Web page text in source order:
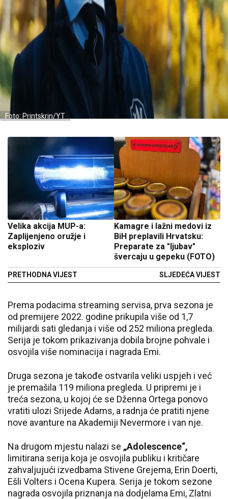
Foto: Printskrin/YT
Velika akcija MUP-a:
Zaplijenjeno oružje i
eksploziv
PRETHODNA VIJEST
Kamagre i lažni medovi iz
BiH preplavili Hrvatsku:
Preparate za "ljubav"
švercaju u gepeku (FOTO)
SLJEDEĆA VIJEST
Prema podacima streaming servisa, prva sezona je
od premijere 2022. godine prikupila više od 1,7
milijardi sati gledanja i više od 252 miliona pregleda.
Serija je tokom prikazivanja dobila brojne pohvale i
osvojila više nominacija i nagrada Emi.
Druga sezona je takođe ostvarila veliki uspjeh i već
je premašila 119 miliona pregleda. U pripremi je i
treća sezona, u kojoj će se Dženna Ortega ponovo
vratiti ulozi Srijede Adams, a radnja će pratiti njene
nove avanture na Akademiji Nevermore i van nje.
Na drugom mjestu nalazi se „Adolescence“,
limitirana serija koja je osvojila publiku i kritičare
zahvaljujući izvedbama Stivene Grejema, Erin Doerti,
Ešli Volters i Ocena Kupera. Serija je tokom sezone
nagrada osvojila priznanja na dodjelama Emi, Zlatni